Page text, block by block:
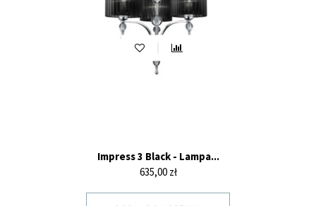
Impress 3 Black - Lampa...
Cena
635,00 zł